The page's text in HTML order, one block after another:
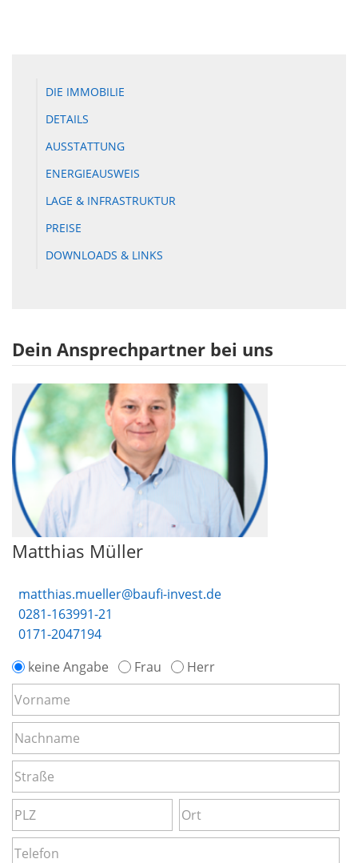
DIE IMMOBILIE
DETAILS
AUSSTATTUNG
ENERGIEAUSWEIS
LAGE & INFRASTRUKTUR
PREISE
DOWNLOADS & LINKS
Dein Ansprechpartner bei uns
Matthias Müller
matthias.mueller@baufi-invest.de
0281-163991-21
0171-2047194
keine Angabe
Frau Herr